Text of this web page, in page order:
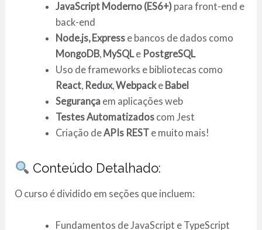
JavaScript Moderno (ES6+)para front-end e
back-end
Node.js, Expresse bancos de dados como
MongoDB, MySQLe PostgreSQL
Uso de frameworks e bibliotecas como
React, Redux,Webpacke Babel
Segurançaem aplicações web
Testes Automatizadoscom Jest
Criação deAPIs RESTe muito mais!
Conteúdo Detalhado:
O curso é dividido em seções que incluem:
Fundamentos de JavaScript e TypeScript